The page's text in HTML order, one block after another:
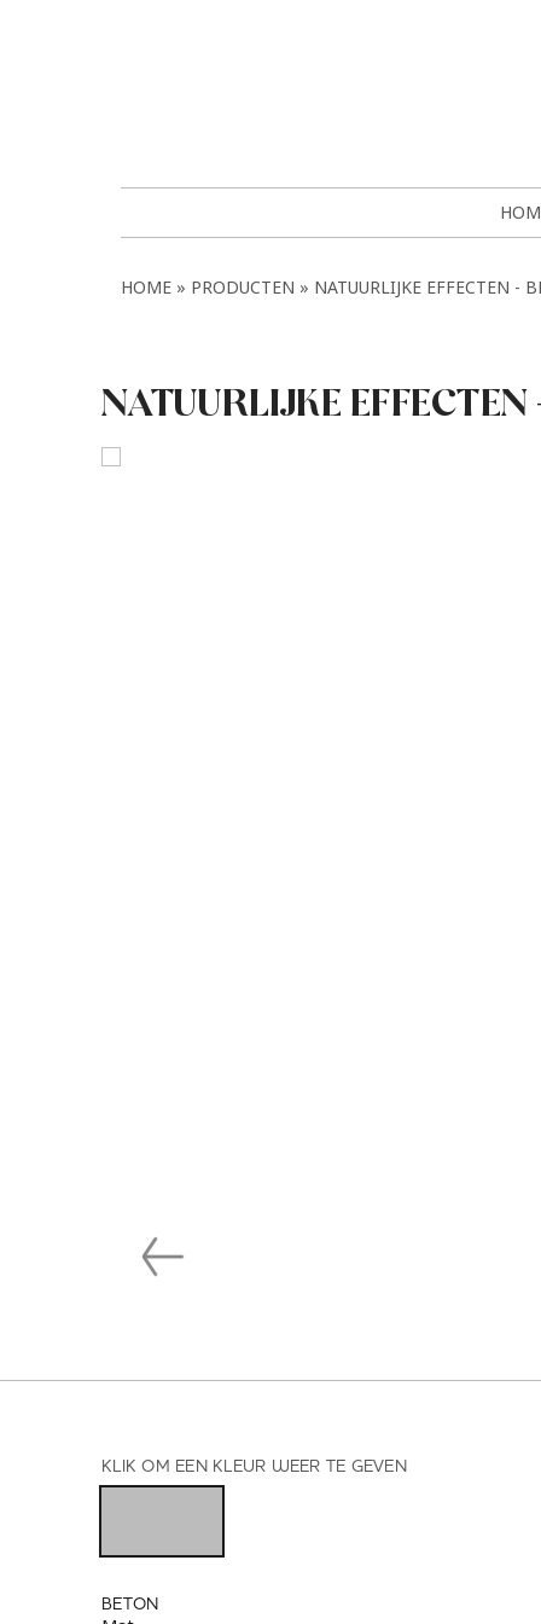
HOME PRODUCTEN NATUURLIJKE EFFECTEN -
NATUURLIJKE
KLIK OM EEN KLEUR WEER TE GEVEN
BETON